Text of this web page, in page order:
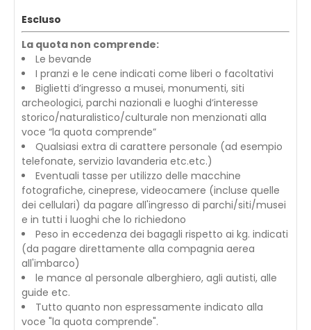
Escluso
La quota non comprende:
Le bevande
I pranzi e le cene indicati come liberi o facoltativi
Biglietti d’ingresso a musei, monumenti, siti
archeologici, parchi nazionali e luoghi d’interesse
storico/naturalistico/culturale non menzionati alla
voce “la quota comprende”
Qualsiasi extra di carattere personale (ad esempio
telefonate, servizio lavanderia etc.etc.)
Eventuali tasse per utilizzo delle macchine
fotografiche, cineprese, videocamere (incluse quelle
dei cellulari) da pagare all'ingresso di parchi/siti/musei
e in tutti i luoghi che lo richiedono
Peso in eccedenza dei bagagli rispetto ai kg. indicati
(da pagare direttamente alla compagnia aerea
all'imbarco)
le mance al personale alberghiero, agli autisti, alle
guide etc.
Tutto quanto non espressamente indicato alla
voce "la quota comprende".